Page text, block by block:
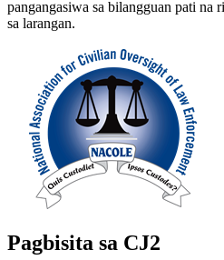
pangangasiwa sa bilangguan pati na
sa larangan.
Pagbisita sa CJ2